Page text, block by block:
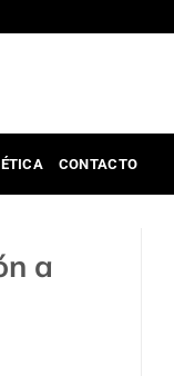
CONTACTO
a